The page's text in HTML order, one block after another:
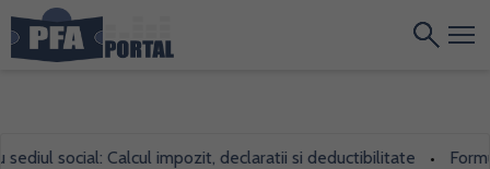
social: Calcul impozit, declaratii si deductibilitate •